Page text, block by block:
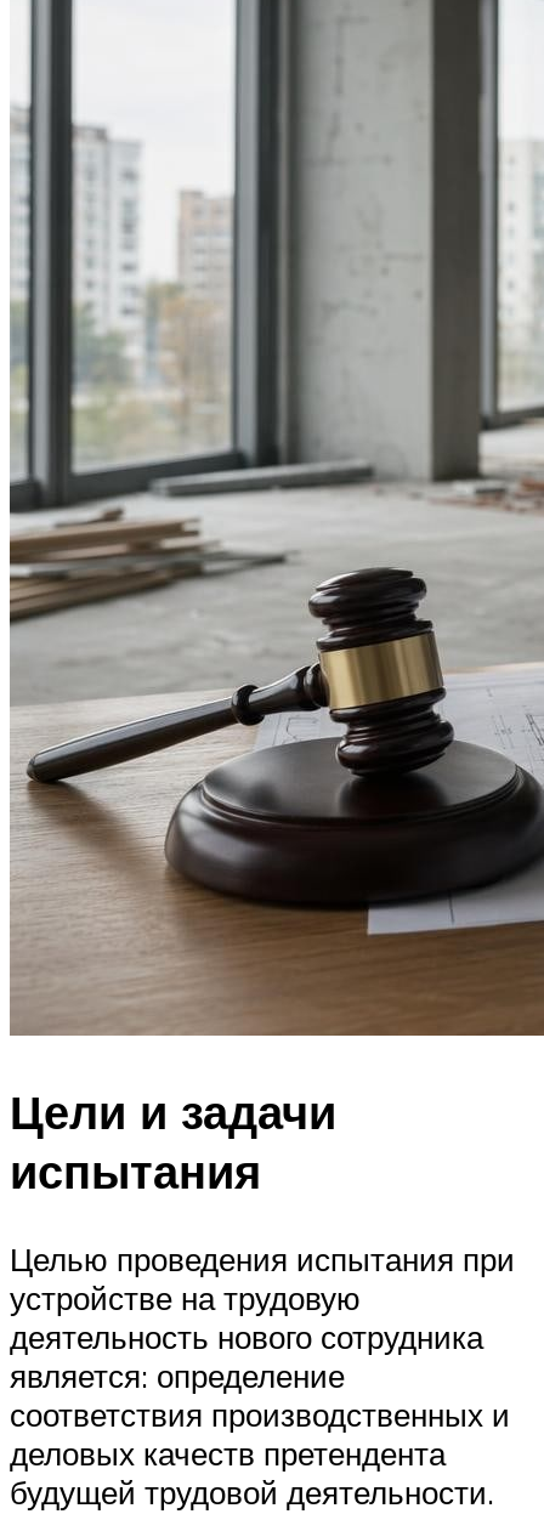
Цели и задачи
испытания
Целью проведения испытания при
устройстве на трудовую
деятельность нового сотрудника
является: определение
соответствия производственных и
деловых качеств претендента
будущей трудовой деятельности.